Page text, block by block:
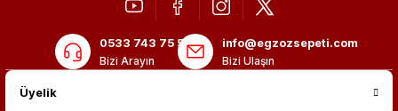
0533 743 75 56
Bizi Arayın
info@egzozsepeti.com
Bizi Ulaşın
Üyelik